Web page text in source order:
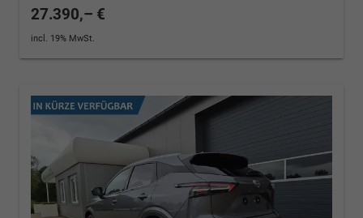
27.390,– €
incl. 19% MwSt.